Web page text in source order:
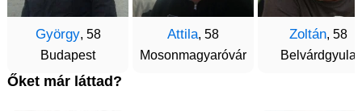
György, 58
Budapest
Attila, 58
Mosonmagyaróvár
Zoltán, 58
Belvárdgyula
Őket már láttad?